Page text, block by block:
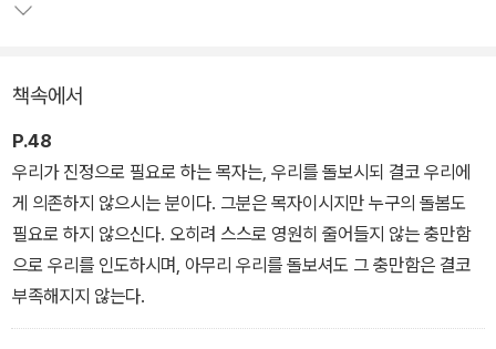
책속에서
P.48
우리가 진정으로 필요로 하는 목자는, 우리를 돌보시되 결코 우리에
게 의존하지 않으시는 분이다. 그분은 목자이시지만 누구의 돌봄도
필요로 하지 않으신다. 오히려 스스로 영원히 줄어들지 않는 충만함
으로 우리를 인도하시며, 아무리 우리를 돌보셔도 그 충만함은 결코
부족해지지 않는다.